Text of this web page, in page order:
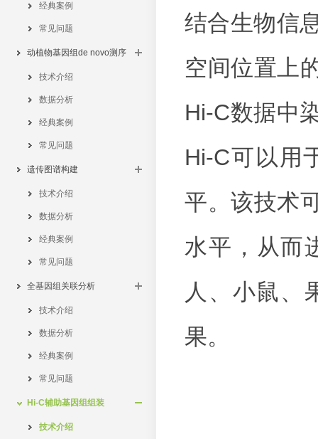
经典案例
常见问题
动植物基因组de novo测序
技术介绍
数据分析
经典案例
常见问题
遗传图谱构建
技术介绍
数据分析
经典案例
常见问题
全基因组关联分析
技术介绍
数据分析
经典案例
常见问题
Hi-C辅助基因组组装
技术介绍
结合生物信
空间位置上
Hi-C数据中
Hi-C可以用
平。该技术
水平，从而
人、小鼠、
果。